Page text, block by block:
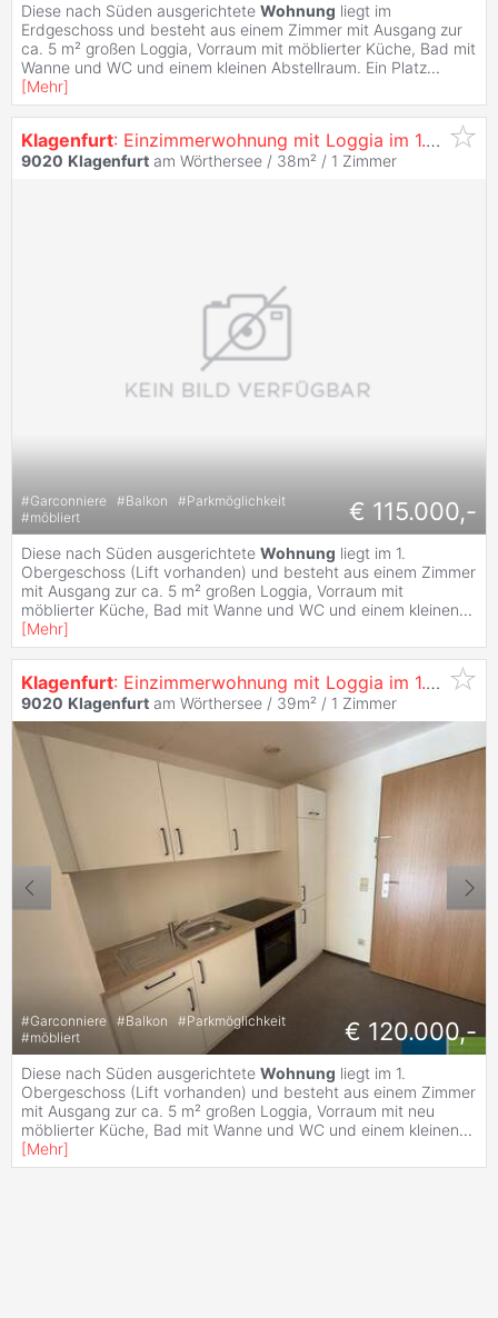
Diese nach Süden ausgerichtete Wohnung liegt im
Erdgeschoss und besteht aus einem Zimmer mit Ausgang zur
ca. 5 m² großen Loggia, Vorraum mit möblierter Küche, Bad mit
Wanne und WC und einem kleinen Abstellraum. Ein Platz...
[Mehr]
Klagenfurt: Einzimmerwohnung mit Loggia im 1.Og - Top 116
9020 Klagenfurt am Wörthersee / 38m² / 1 Zimmer
#Garconniere #Balkon #Parkmöglichkeit
#möbliert € 115.000,-
Diese nach Süden ausgerichtete Wohnung liegt im 1.
Obergeschoss (Lift vorhanden) und besteht aus einem Zimmer
mit Ausgang zur ca. 5 m² großen Loggia, Vorraum mit
möblierter Küche, Bad mit Wanne und WC und einem kleinen...
[Mehr]
Klagenfurt: Einzimmerwohnung mit Loggia im 1.Og - Top 114
9020 Klagenfurt am Wörthersee / 39m² / 1 Zimmer
#Garconniere #Balkon #Parkmöglichkeit
#möbliert € 120.000,-
Diese nach Süden ausgerichtete Wohnung liegt im 1.
Obergeschoss (Lift vorhanden) und besteht aus einem Zimmer
mit Ausgang zur ca. 5 m² großen Loggia, Vorraum mit neu
möblierter Küche, Bad mit Wanne und WC und einem kleinen...
[Mehr]